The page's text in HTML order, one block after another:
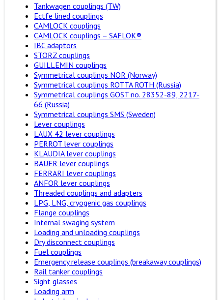
Tankwagen couplings (TW)
Ectfe lined couplings
CAMLOCK couplings
CAMLOCK couplings – SAFLOK®
IBC adaptors
STORZ couplings
GUILLEMIN couplings
Symmetrical couplings NOR (Norway)
Symmetrical couplings ROTTA ROTH (Russia)
Symmetrical couplings GOST no. 28352-89, 2217-
66 (Russia)
Symmetrical couplings SMS (Sweden)
Lever couplings
LAUX 42 lever couplings
PERROT lever couplings
KLAUDIA lever couplings
BAUER lever couplings
FERRARI lever couplings
ANFOR lever couplings
Threaded couplings and adapters
LPG, LNG, cryogenic gas couplings
Flange couplings
Internal swaging system
Loading and unloading couplings
Dry disconnect couplings
Fuel couplings
Emergency release couplings (breakaway couplings)
Rail tanker couplings
Sight glasses
Loading arm